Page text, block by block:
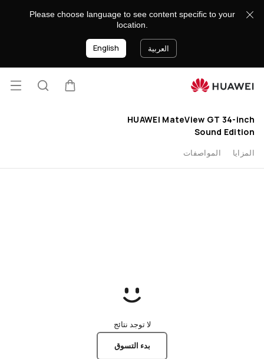
buy
Please choose language to see content specific to your
location.
العربية English
فتح
HUAWEI MateView GT 34-inch
Sound Edition
المزايا المواصفات
لا توجد نتائج
بدء التسوق